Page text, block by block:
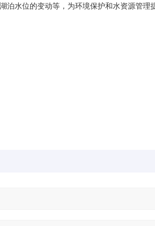
水位的变动等，为环境保护和水资源管理